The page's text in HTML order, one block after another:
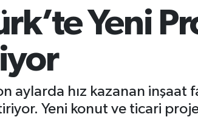
Yeni
aylarda hız kazanan inşaat
Yeni konut ve ticari